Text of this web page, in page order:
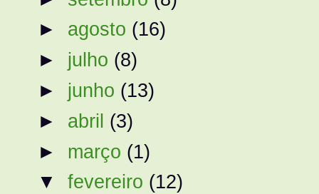
► agosto (16)
► julho (8)
► junho (13)
► abril (3)
► março (1)
▼fevereiro (12)